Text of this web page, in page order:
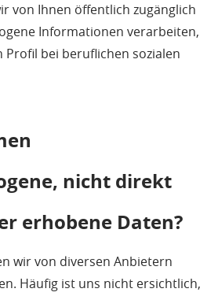
von Ihnen öffentlich zugänglich
Informationen verarbeiten,
Profil bei beruflichen sozialen
nicht direkt
erhobene Daten?
wir von diversen Anbietern
Häufig ist uns nicht ersichtlich,